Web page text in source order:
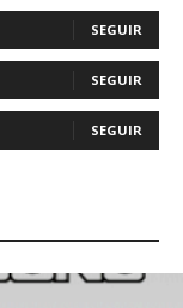
SEGUIR
SEGUIR
SEGUIR